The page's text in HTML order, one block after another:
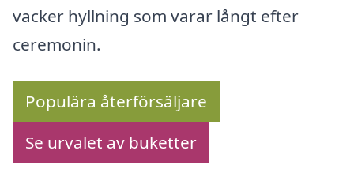
vacker hyllning som varar långt efter
ceremonin.
Populära återförsäljare
Se urvalet av buketter